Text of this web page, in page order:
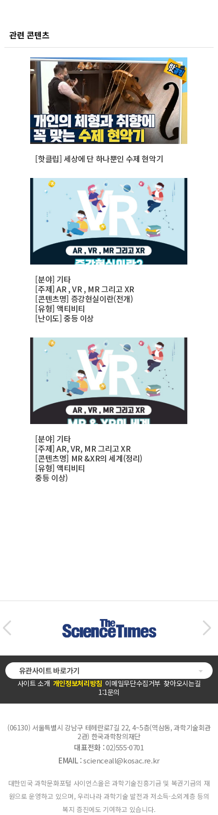
관련 콘텐츠
[핫클립] 세상에 단 하나뿐인 수제 현악기
[분야] 기타
[주제] AR , VR , MR 그리고 XR
[콘텐츠명] 증강현실이란(전개)
[유형] 액티비티
[난이도] 중등 이상
[분야] 기타
[주제] AR, VR, MR 그리고 XR
[콘텐츠명] MR &XR의 세계(정리)
[유형] 액티비티
중등 이상)
사이트 소개 개인정보처리방침 이메일무단수집거부 찾아오시는길
1:1문의
유관사이트 바로가기
(06130) 서울특별시 강남구 테헤란로7길 22, 4~5층(역삼동, 과학기술회관
2관) 한국과학창의재단
대표전화 :02)555-0701
EMAIL :scienceall@kosac.re.kr
대한민국 과학문화포털 사이언스올은 과학기술진흥기금 및 복권기금의 재
원으로 운영하고 있으며, 우리나라 과학기술 발전과 저소득·소외계층 등의
복지 증진에도 기여하고 있습니다.